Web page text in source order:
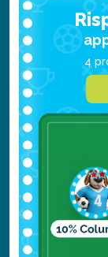
10.
Manial
Cairo city
vera e
Egizio, in
Abdeen,
4